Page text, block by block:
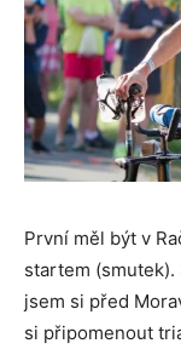
První měl být v
startem
jsem si před
si připomenout